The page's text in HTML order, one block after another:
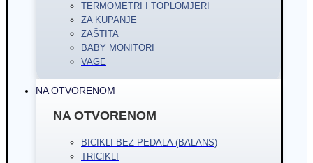
TERMOMETRI I TOPLOMJERI
ZA KUPANJE
ZAŠTITA
BABY MONITORI
VAGE
NA OTVORENOM
NA OTVORENOM
BICIKLI BEZ PEDALA (BALANS)
TRICIKLI